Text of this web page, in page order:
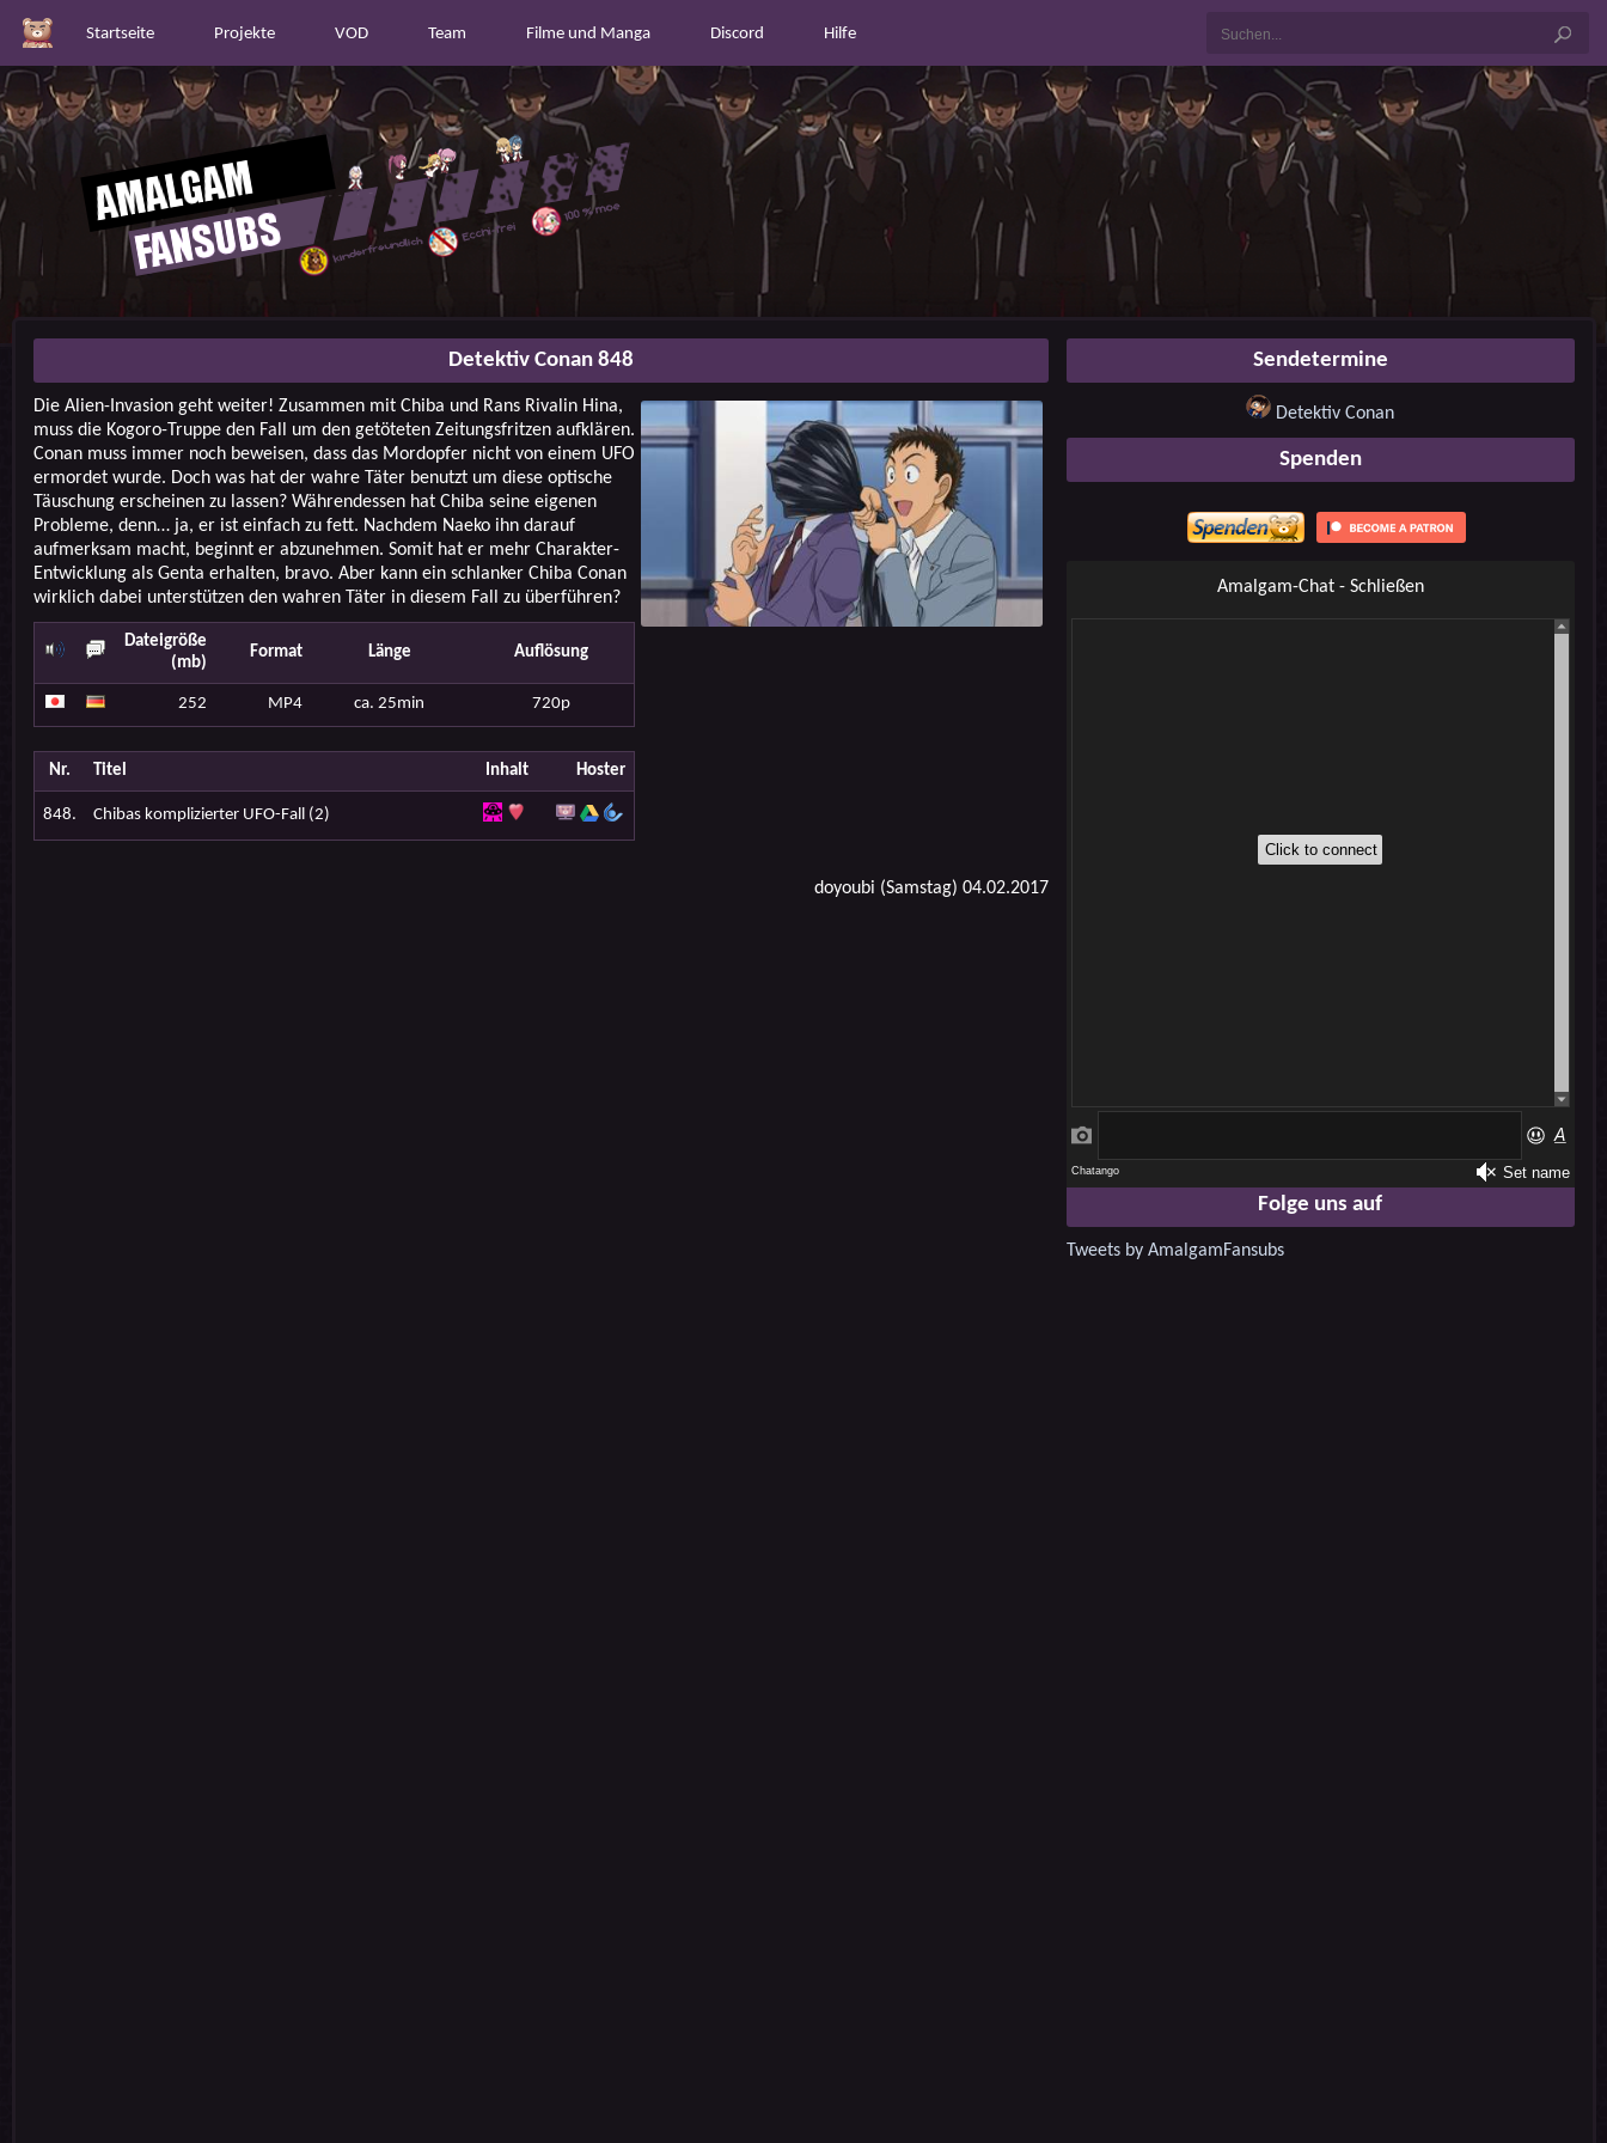
Startseite Projekte VOD Team Filme und Manga Discord Hilfe
Detektiv Conan 848
Die Alien-Invasion geht weiter! Zusammen mit Chiba und Rans Rivalin Hina,
muss die Kogoro-Truppe den Fall um den getöteten Zeitungsfritzen aufklären.
Conan muss immer noch beweisen, dass das Mordopfer nicht von einem UFO
ermordet wurde. Doch was hat der wahre Täter benutzt um diese optische
Täuschung erscheinen zu lassen? Währendessen hat Chiba seine eigenen
Probleme, denn… ja, er ist einfach zu fett. Nachdem Naeko ihn darauf
aufmerksam macht, beginnt er abzunehmen. Somit hat er mehr Charakter-
Entwicklung als Genta erhalten, bravo. Aber kann ein schlanker Chiba Conan
wirklich dabei unterstützen den wahren Täter in diesem Fall zu überführen?
Dateigröße
(mb)
Format Länge Auflösung
252 MP4 ca. 25min 720p
Nr. Titel Inhalt Hoster
848. Chibas komplizierter UFO-Fall (2)
doyoubi (Samstag) 04.02.2017
Sendetermine
Detektiv Conan
Spenden
Amalgam-Chat - Schließen
Folge uns auf
Tweets by AmalgamFansubs